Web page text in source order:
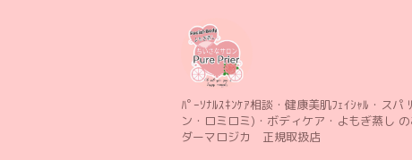
ﾊﾟｰｿﾅﾙｽｷﾝｹｱ相談・健康美肌ﾌｪｲｼｬﾙ・ス
ン・ロミロミ)・ボディケア・よもぎ蒸し
ダーマロジカ 正規取扱店